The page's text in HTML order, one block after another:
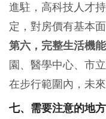
進駐，高科技人才
定，對房價有基本面
第六，完整生活機
園、醫學中心、市
在步行範圍內，未
七、需要注意的地方